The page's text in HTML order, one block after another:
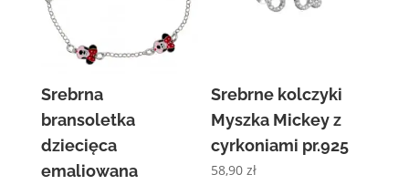
Srebrna
bransoletka
dziecięca
emaliowana
Srebrne kolczyki
Myszka Mickey z
cyrkoniami pr.925
58,90zł